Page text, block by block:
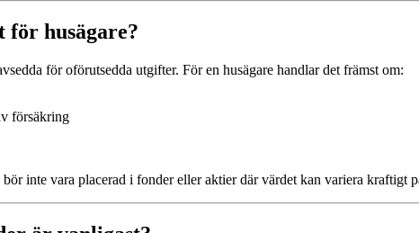
för husägare?
för oförutsedda utgifter. För en husägare handlar det främst om:
försäkring
inte vara placerad i fonder eller aktier där värdet kan variera kraftigt